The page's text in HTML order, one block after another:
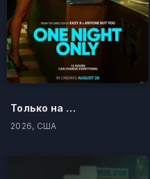
Только на одну ночь
2026, США